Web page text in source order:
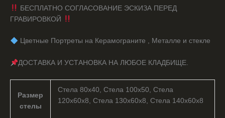
БЕСПЛАТНО СОГЛАСОВАНИЕ ЭСКИЗА ПЕРЕД
ГРАВИРОВКОЙ
️ Цветные Портреты на Керамограните , Металле и стекле
ДОСТАВКА И УСТАНОВКА НА ЛЮБОЕ КЛАДБИЩЕ.
Размер
стелы
Стела 80х40, Стела 100х50, Стела
120х60х8, Стела 130х60х8, Стела 140х60х8